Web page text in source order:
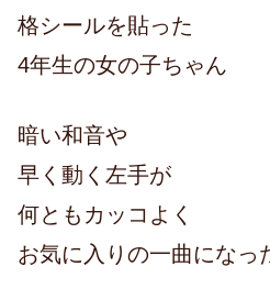
格シールを貼った
4年生の女の子ちゃん
暗い和音や
早く動く左手が
何ともカッコよく
お気に入りの一曲になっ